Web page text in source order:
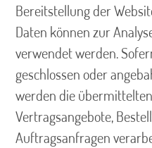
Bereitstellung der
Daten können zur
verwendet werden.
geschlossen oder
werden die
Vertragsangebote,
Auftragsanfragen